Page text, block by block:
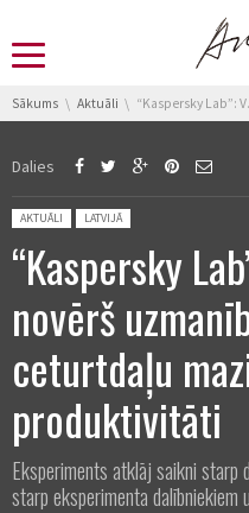
You are here:
Sākums Aktuāli “Kaspersky Lab”: Viedtālruņi novērš uzmanību un par ceturtdaļu mazina darba produktivitāti
Dalies
Posted in:
AKTUĀLI LATVIJĀ
“Kaspersky
novērš
ceturtdaļu
produktivitāti
Eksperiments atklāj saikni starp
starp eksperimenta dalībniekiem